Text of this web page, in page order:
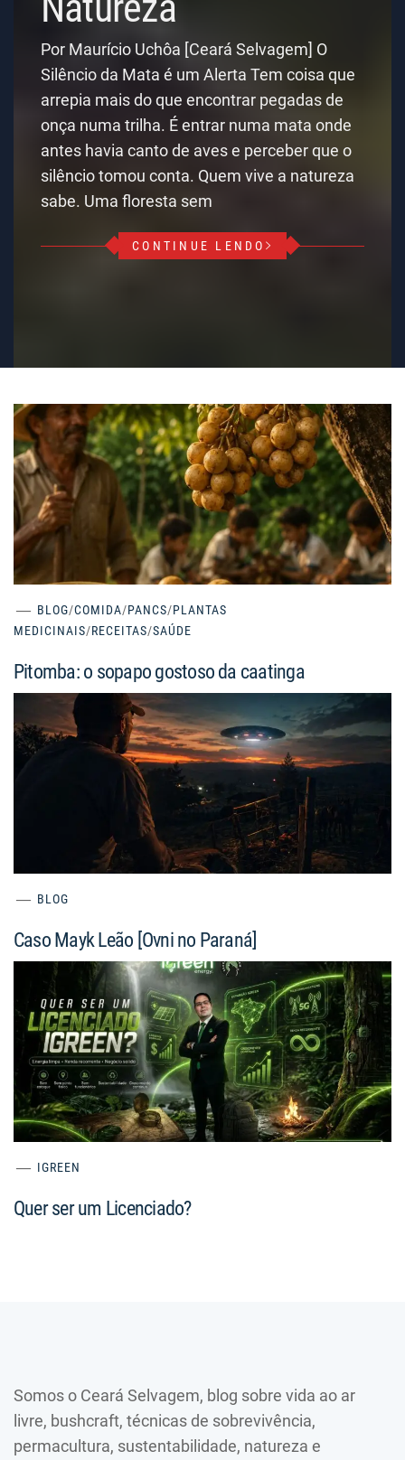
Por Maurício Uchôa [Ceará Selvagem] O
Silêncio da Mata é um Alerta Tem coisa que
arrepia mais do que encontrar pegadas de
onça numa trilha. É entrar numa mata onde
antes havia canto de aves e perceber que o
silêncio tomou conta. Quem vive a natureza
sabe. Uma floresta sem
CONTINUE LENDO
BLOG/COMIDA/PANCS/PLANTAS
MEDICINAIS/RECEITAS/SAÚDE
Pitomba: o sopapo gostoso da caatinga
BLOG
Caso Mayk Leão [Ovni no Paraná]
IGREEN
Quer ser um Licenciado?
Somos o Ceará Selvagem, blog sobre vida ao ar
livre, bushcraft, técnicas de sobrevivência,
permacultura, sustentabilidade, natureza e